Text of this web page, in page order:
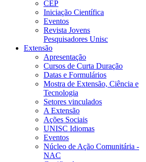
CEP
Iniciação Científica
Eventos
Revista Jovens
Pesquisadores Unisc
Extensão
Apresentação
Cursos de Curta Duração
Datas e Formulários
Mostra de Extensão, Ciência e
Tecnologia
Setores vinculados
A Extensão
Ações Sociais
UNISC Idiomas
Eventos
Núcleo de Ação Comunitária -
NAC